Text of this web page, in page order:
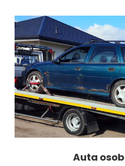
Auta